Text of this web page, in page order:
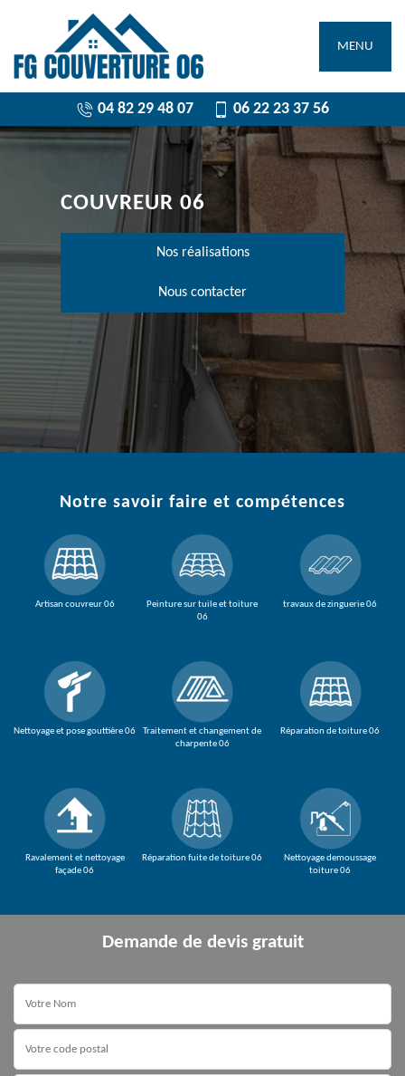
MENU
04 82 29 48 07 06 22 23 37 56
COUVREUR 06
Nos réalisations
Nous contacter
Notre savoir faire et compétences
Artisan couvreur 06
Nettoyage et pose gouttière 06
Ravalement et nettoyage
façade 06
Peinture sur tuile et toiture
06
Traitement et changement de
charpente 06
Réparation fuite de toiture 06
travaux de zinguerie 06
Réparation de toiture 06
Nettoyage demoussage
toiture 06
Demande de devis gratuit